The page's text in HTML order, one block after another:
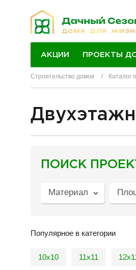
АКЦИИ ПРОЕКТЫ
Строительство домов Каталог
ПОИСК
Материал
Популярное в категории
10х10 11х11